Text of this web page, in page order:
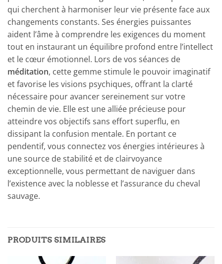
qui cherchent à harmoniser leur vie présente face aux
changements constants. Ses énergies puissantes
aident l’âme à comprendre les exigences du moment
tout en instaurant un équilibre profond entre l’intellect
et le cœur émotionnel. Lors de vos séances de
méditation, cette gemme stimule le pouvoir imaginatif
et favorise les visions psychiques, offrant la clarté
nécessaire pour avancer sereinement sur votre
chemin de vie. Elle est une alliée précieuse pour
atteindre vos objectifs sans effort superflu, en
dissipant la confusion mentale. En portant ce
pendentif, vous connectez vos énergies intérieures à
une source de stabilité et de clairvoyance
exceptionnelle, vous permettant de naviguer dans
l’existence avec la noblesse et l’assurance du cheval
sauvage.
PRODUITS SIMILAIRES